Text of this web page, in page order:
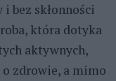
bez skłonności
która dotyka
aktywnych,
zdrowie, a mimo